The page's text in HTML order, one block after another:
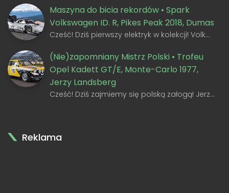
Maszyna do bicia rekordów • Spark
Volkswagen ID. R, Pikes Peak 2018, Dumas
Cześć! Dziś pierwszy elektryk w kolekcji! Volk…
(Nie)zapomniany Mistrz Polski • Trofeu
Opel Kadett GT/E, Monte-Carlo 1977,
Jerzy Landsberg
Cześć! Dziś zajmiemy się polską załogą! Jerz…
Reklama